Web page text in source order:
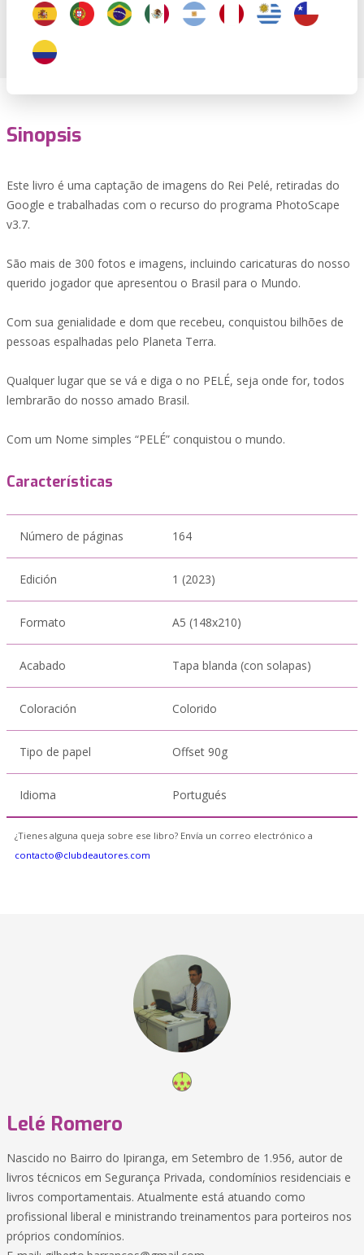
Sinopsis
Este livro é uma captação de imagens do Rei Pelé, retiradas do
Google e trabalhadas com o recurso do programa PhotoScape
v3.7.
São mais de 300 fotos e imagens, incluindo caricaturas do nosso
querido jogador que apresentou o Brasil para o Mundo.
Com sua genialidade e dom que recebeu, conquistou bilhões de
pessoas espalhadas pelo Planeta Terra.
Qualquer lugar que se vá e diga o no PELÉ, seja onde for, todos
lembrarão do nosso amado Brasil.
Com um Nome simples “PELÉ” conquistou o mundo.
Características
Número de páginas 164
Edición 1 (2023)
Formato A5 (148x210)
Acabado Tapa blanda (con solapas)
Coloración Colorido
Tipo de papel Offset 90g
Idioma Portugués
¿Tienes alguna queja sobre ese libro? Envía un correo electrónico a
contacto@clubdeautores.com
Lelé Romero
Nascido no Bairro do Ipiranga, em Setembro de 1.956, autor de
livros técnicos em Segurança Privada, condomínios residenciais e
livros comportamentais. Atualmente está atuando como
profissional liberal e ministrando treinamentos para porteiros nos
próprios condomínios.